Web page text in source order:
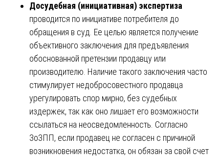
Досудебная (инициативная) экспертиза
проводится по инициативе потребителя до
обращения в суд. Ее целью является получение
объективного заключения для предъявления
обоснованной претензии продавцу или
производителю. Наличие такого заключения часто
стимулирует недобросовестного продавца
урегулировать спор мирно, без судебных
издержек, так как оно лишает его возможности
ссылаться на неосведомленность. Согласно
ЗоЗПП, если продавец не согласен с причиной
возникновения недостатка, он обязан за свой счет